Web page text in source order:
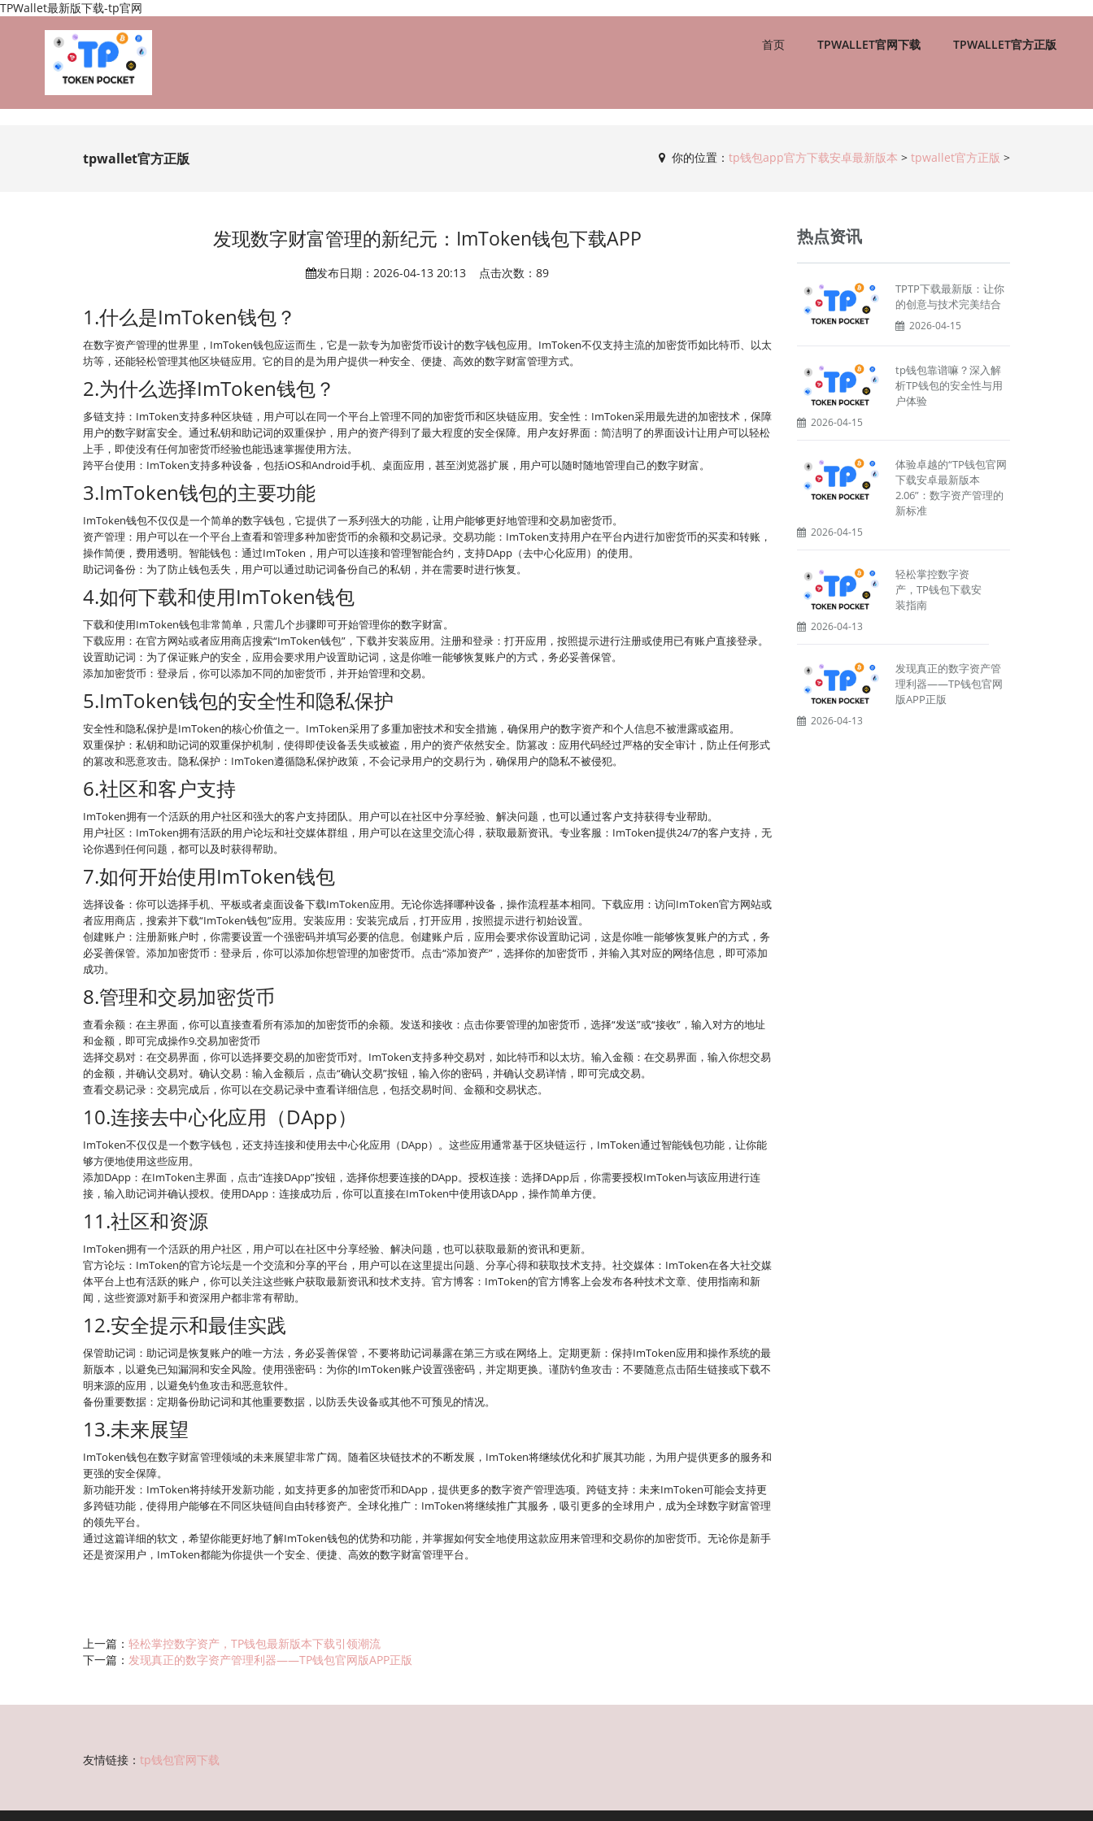
TPWallet最新版下载-tp官网
首页 TPWALLET官网下载 TPWALLET官方正版
tpwallet官方正版 你的位置： tp钱包app官方下载安卓最新版本 > tpwallet官方正版 >
发现数字财富管理的新纪元：ImToken钱包下载APP
发布日期：2026-04-13 20:13 点击次数：89
1.什么是ImToken钱包？
在数字资产管理的世界里，ImToken钱包应运而生，它是一款专为加密货币设计的数字钱包应用。ImToken不仅支持主流的加密货币如比特币、以太
坊等，还能轻松管理其他区块链应用。它的目的是为用户提供一种安全、便捷、高效的数字财富管理方式。
2.为什么选择ImToken钱包？
多链支持：ImToken支持多种区块链，用户可以在同一个平台上管理不同的加密货币和区块链应用。安全性：ImToken采用最先进的加密技术，保障
用户的数字财富安全。通过私钥和助记词的双重保护，用户的资产得到了最大程度的安全保障。用户友好界面：简洁明了的界面设计让用户可以轻松
上手，即使没有任何加密货币经验也能迅速掌握使用方法。
跨平台使用：ImToken支持多种设备，包括iOS和Android手机、桌面应用，甚至浏览器扩展，用户可以随时随地管理自己的数字财富。
3.ImToken钱包的主要功能
ImToken钱包不仅仅是一个简单的数字钱包，它提供了一系列强大的功能，让用户能够更好地管理和交易加密货币。
资产管理：用户可以在一个平台上查看和管理多种加密货币的余额和交易记录。交易功能：ImToken支持用户在平台内进行加密货币的买卖和转账，
操作简便，费用透明。智能钱包：通过ImToken，用户可以连接和管理智能合约，支持DApp（去中心化应用）的使用。
助记词备份：为了防止钱包丢失，用户可以通过助记词备份自己的私钥，并在需要时进行恢复。
4.如何下载和使用ImToken钱包
下载和使用ImToken钱包非常简单，只需几个步骤即可开始管理你的数字财富。
下载应用：在官方网站或者应用商店搜索“ImToken钱包”，下载并安装应用。注册和登录：打开应用，按照提示进行注册或使用已有账户直接登录。
设置助记词：为了保证账户的安全，应用会要求用户设置助记词，这是你唯一能够恢复账户的方式，务必妥善保管。
添加加密货币：登录后，你可以添加不同的加密货币，并开始管理和交易。
5.ImToken钱包的安全性和隐私保护
安全性和隐私保护是ImToken的核心价值之一。ImToken采用了多重加密技术和安全措施，确保用户的数字资产和个人信息不被泄露或盗用。
双重保护：私钥和助记词的双重保护机制，使得即使设备丢失或被盗，用户的资产依然安全。防篡改：应用代码经过严格的安全审计，防止任何形式
的篡改和恶意攻击。隐私保护：ImToken遵循隐私保护政策，不会记录用户的交易行为，确保用户的隐私不被侵犯。
6.社区和客户支持
ImToken拥有一个活跃的用户社区和强大的客户支持团队。用户可以在社区中分享经验、解决问题，也可以通过客户支持获得专业帮助。
用户社区：ImToken拥有活跃的用户论坛和社交媒体群组，用户可以在这里交流心得，获取最新资讯。专业客服：ImToken提供24/7的客户支持，无
论你遇到任何问题，都可以及时获得帮助。
7.如何开始使用ImToken钱包
选择设备：你可以选择手机、平板或者桌面设备下载ImToken应用。无论你选择哪种设备，操作流程基本相同。下载应用：访问ImToken官方网站或
者应用商店，搜索并下载“ImToken钱包”应用。安装应用：安装完成后，打开应用，按照提示进行初始设置。
创建账户：注册新账户时，你需要设置一个强密码并填写必要的信息。创建账户后，应用会要求你设置助记词，这是你唯一能够恢复账户的方式，务
必妥善保管。添加加密货币：登录后，你可以添加你想管理的加密货币。点击“添加资产”，选择你的加密货币，并输入其对应的网络信息，即可添加
成功。
8.管理和交易加密货币
查看余额：在主界面，你可以直接查看所有添加的加密货币的余额。发送和接收：点击你要管理的加密货币，选择“发送”或“接收”，输入对方的地址
和金额，即可完成操作9.交易加密货币
选择交易对：在交易界面，你可以选择要交易的加密货币对。ImToken支持多种交易对，如比特币和以太坊。输入金额：在交易界面，输入你想交易
的金额，并确认交易对。确认交易：输入金额后，点击“确认交易”按钮，输入你的密码，并确认交易详情，即可完成交易。
查看交易记录：交易完成后，你可以在交易记录中查看详细信息，包括交易时间、金额和交易状态。
10.连接去中心化应用（DApp）
ImToken不仅仅是一个数字钱包，还支持连接和使用去中心化应用（DApp）。这些应用通常基于区块链运行，ImToken通过智能钱包功能，让你能
够方便地使用这些应用。
添加DApp：在ImToken主界面，点击“连接DApp”按钮，选择你想要连接的DApp。授权连接：选择DApp后，你需要授权ImToken与该应用进行连
接，输入助记词并确认授权。使用DApp：连接成功后，你可以直接在ImToken中使用该DApp，操作简单方便。
11.社区和资源
ImToken拥有一个活跃的用户社区，用户可以在社区中分享经验、解决问题，也可以获取最新的资讯和更新。
官方论坛：ImToken的官方论坛是一个交流和分享的平台，用户可以在这里提出问题、分享心得和获取技术支持。社交媒体：ImToken在各大社交媒
体平台上也有活跃的账户，你可以关注这些账户获取最新资讯和技术支持。官方博客：ImToken的官方博客上会发布各种技术文章、使用指南和新
闻，这些资源对新手和资深用户都非常有帮助。
12.安全提示和最佳实践
保管助记词：助记词是恢复账户的唯一方法，务必妥善保管，不要将助记词暴露在第三方或在网络上。定期更新：保持ImToken应用和操作系统的最
新版本，以避免已知漏洞和安全风险。使用强密码：为你的ImToken账户设置强密码，并定期更换。谨防钓鱼攻击：不要随意点击陌生链接或下载不
明来源的应用，以避免钓鱼攻击和恶意软件。
备份重要数据：定期备份助记词和其他重要数据，以防丢失设备或其他不可预见的情况。
13.未来展望
ImToken钱包在数字财富管理领域的未来展望非常广阔。随着区块链技术的不断发展，ImToken将继续优化和扩展其功能，为用户提供更多的服务和
更强的安全保障。
新功能开发：ImToken将持续开发新功能，如支持更多的加密货币和DApp，提供更多的数字资产管理选项。跨链支持：未来ImToken可能会支持更
多跨链功能，使得用户能够在不同区块链间自由转移资产。全球化推广：ImToken将继续推广其服务，吸引更多的全球用户，成为全球数字财富管理
的领先平台。
通过这篇详细的软文，希望你能更好地了解ImToken钱包的优势和功能，并掌握如何安全地使用这款应用来管理和交易你的加密货币。无论你是新手
还是资深用户，ImToken都能为你提供一个安全、便捷、高效的数字财富管理平台。
上一篇： 轻松掌控数字资产，TP钱包最新版本下载引领潮流
下一篇： 发现真正的数字资产管理利器——TP钱包官网版APP正版
热点资讯
TPTP下载最新版：让你
的创意与技术完美结合
2026-04-15
tp钱包靠谱嘛？深入解
析TP钱包的安全性与用
户体验
2026-04-15
体验卓越的“TP钱包官网
下载安卓最新版本
2.06”：数字资产管理的
新标准
2026-04-15
轻松掌控数字资
产，TP钱包下载安
装指南
2026-04-13
发现真正的数字资产管
理利器——TP钱包官网
版APP正版
2026-04-13
友情链接： tp钱包官网下载